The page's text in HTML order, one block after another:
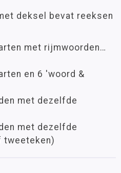
deksel bevat reeksen
met rijmwoorden…
en 6 'woord &
met dezelfde
met dezelfde
tweeteken)